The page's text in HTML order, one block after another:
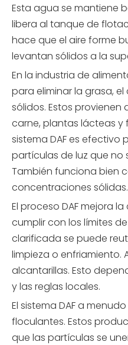
Esta agua se mantiene
libera al tanque de
hace que el aire forme
levantan sólidos a la
En la industria de
para eliminar la grasa,
sólidos. Estos
carne, plantas lácteas y
sistema DAFes efectivo
partículas de luz que no
También funciona bien
concentraciones sólidas.
El proceso DAF mejora
cumplir con los límites
clarificada se puede
limpieza o enfriamiento.
alcantarillas. Esto
y las reglas locales.
El sistema DAF a
floculantes. Estos
que las partículas se